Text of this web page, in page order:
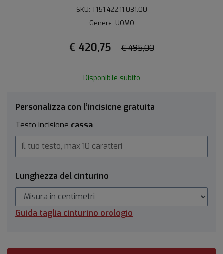
SKU: T151.422.11.031.00
Genere: UOMO
€ 420,75 € 495,00
Disponibile subito
Personalizza con l’incisione gratuita
Testo incisione cassa
Lunghezza del cinturino
Guida taglia cinturino orologio